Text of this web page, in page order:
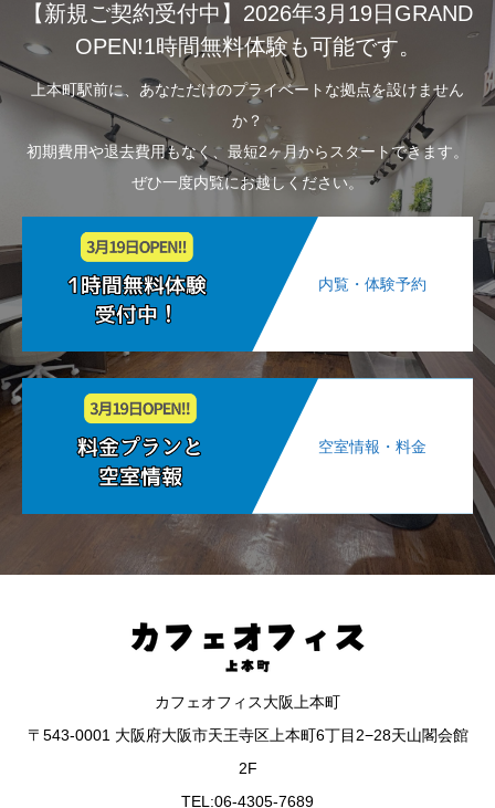
【新規ご契約受付中】2026年3月19日GRAND
OPEN!1時間無料体験も可能です。
上本町駅前に、あなただけのプライベートな拠点を設けません
か？
初期費用や退去費用もなく、最短2ヶ月からスタートできます。
ぜひ一度内覧にお越しください。
内覧・体験予約
空室情報・料金
カフェオフィス大阪上本町
〒543-0001 大阪府大阪市天王寺区上本町6丁目2−28天山閣会館
2F
TEL:06-4305-7689